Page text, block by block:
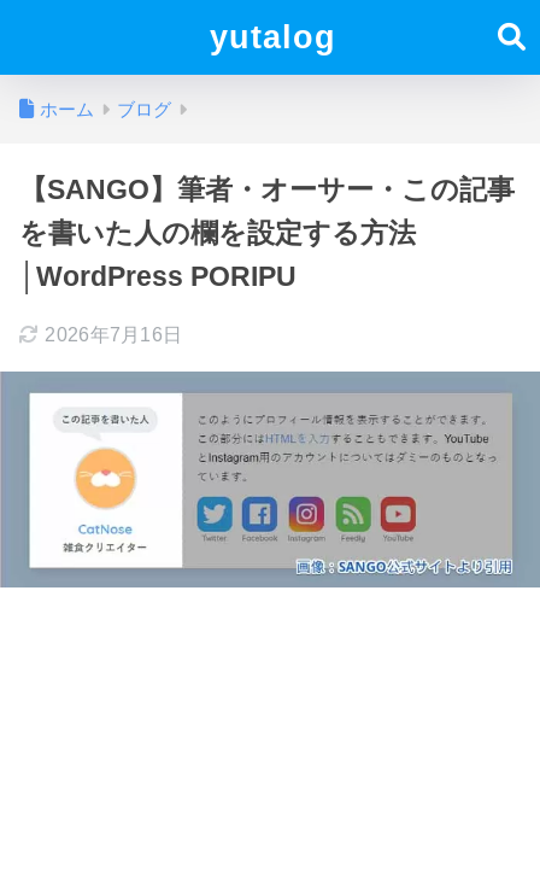
yutalog
ホーム ブログ
【SANGO】筆者・オーサー・この記事
を書いた人の欄を設定する方法
│WordPress PORIPU
2026年7月16日